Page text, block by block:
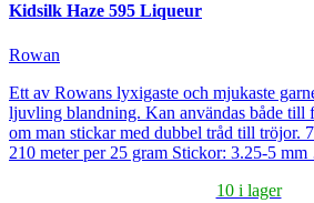
Kidsilk Haze 595 Liqueur
Rowan
Ett av Rowans lyxigaste och mjukaste
ljuvling blandning. Kan användas både till
om man stickar med dubbel tråd till tröjor.
210 meter per 25 gram Stickor: 3.25-5
10 i lager